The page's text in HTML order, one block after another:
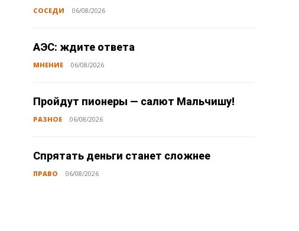
СОСЕДИ 06/08/2026
АЭС: ждите ответа
МНЕНИЕ 06/08/2026
Пройдут пионеры — салют Мальчишу!
РАЗНОЕ 06/08/2026
Спрятать деньги станет сложнее
ПРАВО 06/08/2026